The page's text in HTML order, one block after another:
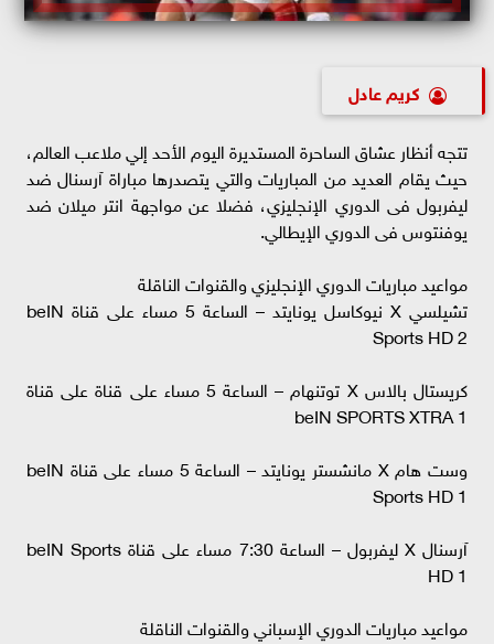
كريم عادل
تتجه أنظار عشاق الساحرة المستديرة اليوم الأحد إلي ملاعب العالم،
حيث يقام العديد من المباريات والتي يتصدرها مباراة آرسنال ضد
ليفربول فى الدوري الإنجليزي، فضلا عن مواجهة انتر ميلان ضد
يوفنتوس فى الدوري الإيطالي.
مواعيد مباريات الدوري الإنجليزي والقنوات الناقلة
تشيلسي X نيوكاسل يونايتد – الساعة 5 مساء على قناة beIN
Sports HD 2
كريستال بالاس X توتنهام – الساعة 5 مساء على قناة على قناة
beIN SPORTS XTRA 1
وست هام X مانشستر يونايتد – الساعة 5 مساء على قناة beIN
Sports HD 1
آرسنال X ليفربول – الساعة 7:30 مساء على قناة beIN Sports
HD 1
مواعيد مباريات الدوري الإسباني والقنوات الناقلة